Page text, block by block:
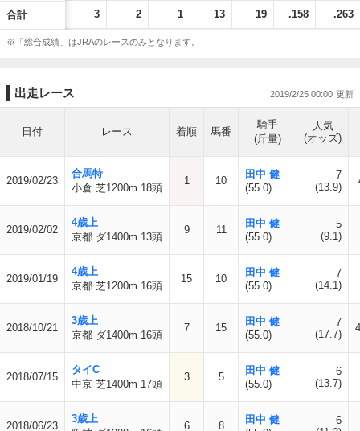
合計 3 2 1 13 19 .158 .263
※「総合成績」はJRAのレースのみとなります。
出走レース 2019/2/25 00:00
日付 レース 着順 馬番
騎手
(斤量)
人気
(オッズ)
2019/02/23
合馬特
小倉 芝1200m 18頭
1 10
田中 健
(55.0)
7
(13.9)
2019/02/02
4歳上
京都 ダ1400m 13頭
9 11
田中 健
(55.0)
5
(9.1)
2019/01/19
4歳上
京都 芝1200m 16頭
15 10
田中 健
(55.0)
7
(14.1)
2018/10/21
3歳上
京都 ダ1400m 16頭
7 15
田中 健
(55.0)
7
(17.7)
2018/07/15
タイC
中京 芝1400m 17頭
3 5
田中 健
(55.0)
6
(13.7)
2018/06/23
3歳上
6 8
田中 健
6